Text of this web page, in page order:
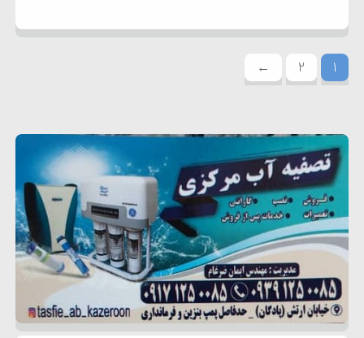
1
2
←